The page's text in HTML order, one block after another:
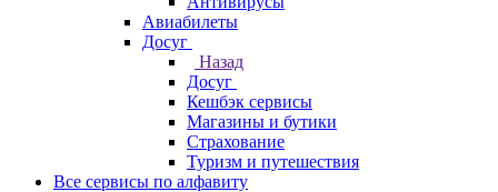
Авиабилеты
Досуг
Назад
Досуг
Кешбэк сервисы
Магазины и бутики
Страхование
Туризм и путешествия
Все сервисы по алфавиту